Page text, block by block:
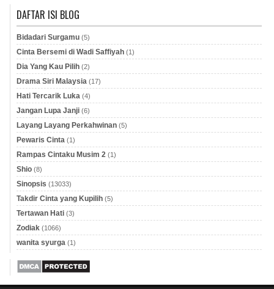
DAFTAR ISI BLOG
Bidadari Surgamu (5)
Cinta Bersemi di Wadi Saffiyah (1)
Dia Yang Kau Pilih (2)
Drama Siri Malaysia (17)
Hati Tercarik Luka (4)
Jangan Lupa Janji (6)
Layang Layang Perkahwinan (5)
Pewaris Cinta (1)
Rampas Cintaku Musim 2 (1)
Shio (8)
Sinopsis (13033)
Takdir Cinta yang Kupilih (5)
Tertawan Hati (3)
Zodiak (1066)
wanita syurga (1)